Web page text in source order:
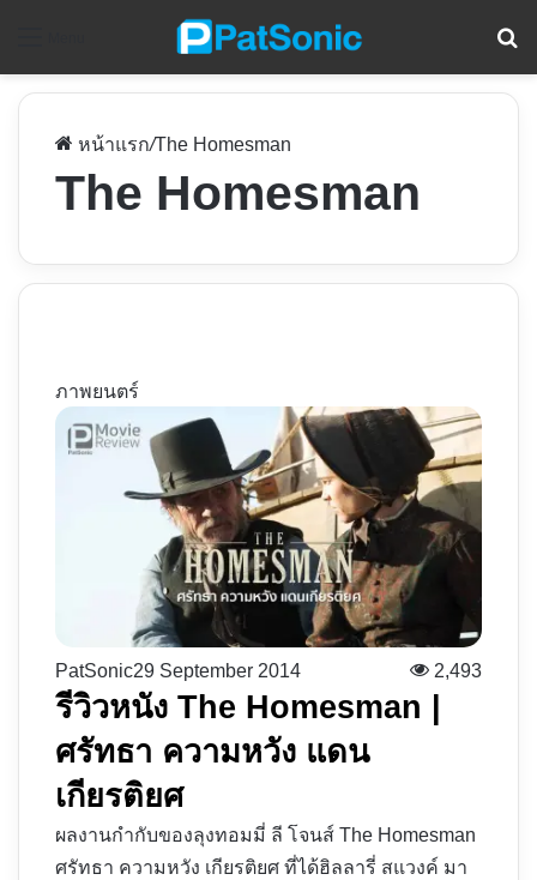
หน้าแรก/The Homesman
The Homesman
ภาพยนตร์
PatSonic29 September 2014 2,493
รีวิวหนัง The Homesman |
ศรัทธา ความหวัง แดน
เกียรติยศ
ผลงานกำกับของลุงทอมมี่ ลี โจนส์ The Homesman
ศรัทธา ความหวัง เกียรติยศ ที่ได้ฮิลลารี่ สแวงค์ มา